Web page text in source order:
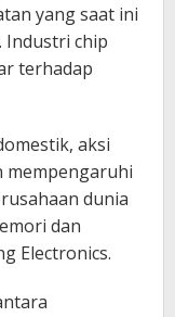
yang saat ini
Industri chip
terhadap
aksi
mempengaruhi
dunia
dan
Electronics.